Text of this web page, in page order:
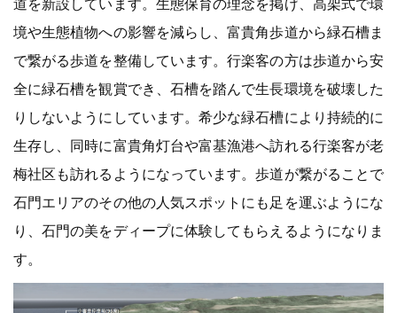
道を新設しています。生態保育の理念を掲げ、高架式で環
境や生態植物への影響を減らし、富貴角歩道から緑石槽ま
で繋がる歩道を整備しています。行楽客の方は歩道から安
全に緑石槽を観賞でき、石槽を踏んで生長環境を破壊した
りしないようにしています。希少な緑石槽により持続的に
生存し、同時に富貴角灯台や富基漁港へ訪れる行楽客が老
梅社区も訪れるようになっています。歩道が繋がることで
石門エリアのその他の人気スポットにも足を運ぶようにな
り、石門の美をディープに体験してもらえるようになりま
す。